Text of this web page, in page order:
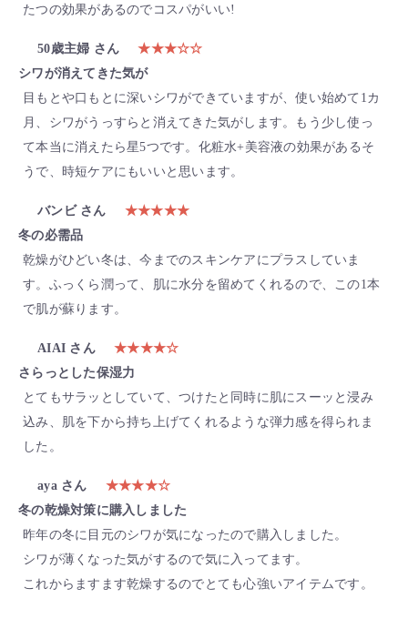
たつの効果があるのでコスパがいい!
50歳主婦 さん
★★★☆☆
シワが消えてきた気が
目もとや口もとに深いシワができていますが、使い始めて1カ
月、シワがうっすらと消えてきた気がします。もう少し使っ
て本当に消えたら星5つです。化粧水+美容液の効果があるそ
うで、時短ケアにもいいと思います。
バンビ さん
★★★★★
冬の必需品
乾燥がひどい冬は、今までのスキンケアにプラスしていま
す。ふっくら潤って、肌に水分を留めてくれるので、この1本
で肌が蘇ります。
AIAI さん
★★★★☆
さらっとした保湿力
とてもサラッとしていて、つけたと同時に肌にスーッと浸み
込み、肌を下から持ち上げてくれるような弾力感を得られま
した。
aya さん
★★★★☆
冬の乾燥対策に購入しました
昨年の冬に目元のシワが気になったので購入しました。
シワが薄くなった気がするので気に入ってます。
これからますます乾燥するのでとても心強いアイテムです。